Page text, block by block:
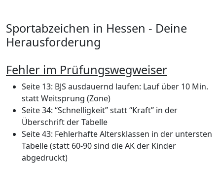
Sportabzeichen in Hessen - Deine
Herausforderung
Fehler im Prüfungswegweiser
Seite 13: BJS ausdauernd laufen: Lauf über 10 Min.
statt Weitsprung (Zone)
Seite 34: “Schnelligkeit” statt “Kraft” in der
Überschrift der Tabelle
Seite 43: Fehlerhafte Altersklassen in der untersten
Tabelle (statt 60-90 sind die AK der Kinder
abgedruckt)